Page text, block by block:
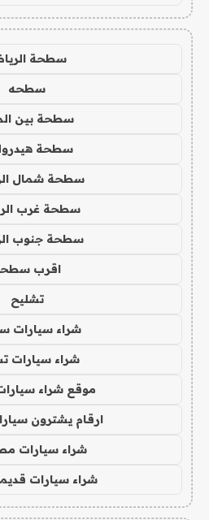
سطحة
سطحه
سطحة بين
سطحة
سطحة شمال
سطحة غرب
سطحة جنوب
اقرب
تشليح
شراء سيارات
شراء سيارات
موقع شراء
ارقام يشترون
شراء سيارات
شراء سيارات